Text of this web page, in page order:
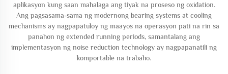
aplikasyon kung saan mahalaga ang tiyak na proseso ng oxidation.
Ang pagsasama-sama ng modernong bearing systems at cooling
mechanisms ay nagpapatuloy ng maayos na operasyon pati na rin sa
panahon ng extended running periods, samantalang ang
implementasyon ng noise reduction technology ay nagpapanatili ng
komportable na trabaho.